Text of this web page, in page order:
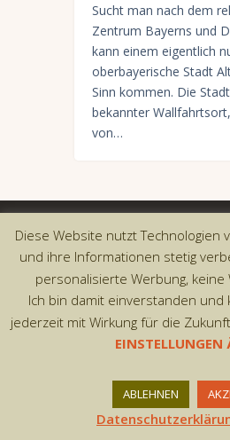
Sucht man nach dem
Zentrum Bayerns und
kann einem eigentlich
oberbayerische Stadt
Sinn kommen. Die
bekannter
von…
Copyright © 2026 by
reserved.
Diese Website nutzt Technologien
und ihre Informationen stetig
personalisierte Werbung, keine
Ich bin damit einverstanden und
jederzeit mit Wirkung für die
EINSTELLUNGEN
ABLEHNEN